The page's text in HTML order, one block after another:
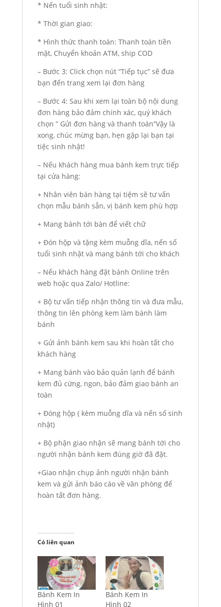
* Nến tuổi sinh nhật:
* Thời gian giao:
* Hình thức thanh toán: Thanh toán tiền
mặt, Chuyển khoản ATM, ship COD
– Bước 3: Click chọn nút “Tiếp tục” sẽ đưa
bạn đến trang xem lại đơn hàng
– Bước 4: Sau khi xem lại toàn bộ nội dung
đơn hàng bảo đảm chính xác, quý khách
chọn ” Gửi đơn hàng và thanh toán”Vậy là
xong, chúc mừng bạn, hẹn gặp lại bạn tại
tiệc sinh nhật!
– Nếu khách hàng mua bánh kem trực tiếp
tại cửa hàng:
+ Nhân viên bán hàng tại tiệm sẽ tư vấn
chọn mẫu bánh sẵn, vị bánh kem phù hợp
+ Mang bánh tới bàn để viết chữ
+ Đón hộp và tặng kèm muỗng dĩa, nến số
tuổi sinh nhật và mang bánh tới cho khách
– Nếu khách hàng đặt bánh Online trên
web hoặc qua Zalo/ Hotline:
+ Bộ tư vấn tiếp nhận thông tin và đưa mẫu,
thông tin lên phòng kem làm bánh làm
bánh
+ Gửi ảnh bánh kem sau khi hoàn tất cho
khách hàng
+ Mang bánh vào bảo quản lạnh để bánh
kem đủ cứng, ngon, bảo đảm giao bánh an
toàn
+ Đóng hộp ( kèm muỗng dĩa và nến số sinh
nhật)
+ Bộ phận giao nhận sẽ mang bánh tới cho
người nhận bánh kem đúng giờ đã đặt.
+Giao nhận chụp ảnh người nhận bánh
kem và gửi ảnh báo cáo về văn phòng để
hoàn tất đơn hàng.
Có liên quan
Bánh Kem In
Hình 01
Bánh Kem In
Hình 02